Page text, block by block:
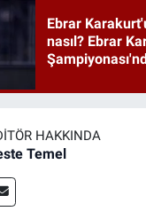
Ebrar
nasıl? Ebrar
HAKKINDA
Temel